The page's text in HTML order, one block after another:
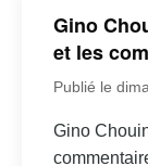
Gino
et les
Publié le
Gino